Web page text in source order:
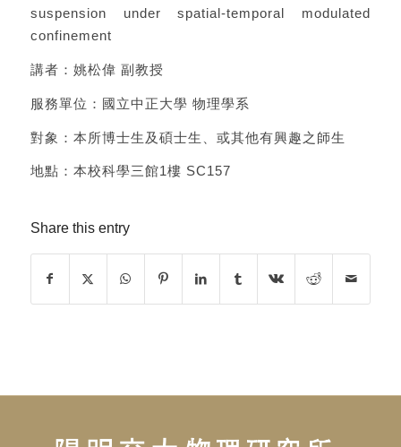
suspension under spatial-temporal modulated
confinement
講者：姚松偉 副教授
服務單位：國立中正大學 物理學系
對象：本所博士生及碩士生、或其他有興趣之師生
地點：本校科學三館1樓 SC157
Share this entry